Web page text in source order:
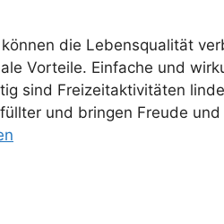
die Lebensqualität
Vorteile. Einfache und
sind Freizeitaktivitäten
und bringen Freude